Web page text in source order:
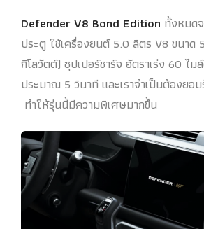
Defender V8 Bond Edition ทั้งหมด
ประตู ใช้เครื่องยนต์ 5.0 ลิตร V8 ขนาด
กิโลวัตต์) ซุปเปอร์ชาร์จ อัตราเร่ง 60 ไม
ประมาณ 5 วินาที และเราจำเป็นต้องยอ
ทำให้รุ่นนี้มีความพิเศษมากขึ้น